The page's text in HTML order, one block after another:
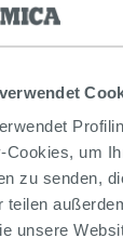
Cookies, um
zu senden,
teilen
unsere
modern,
modern